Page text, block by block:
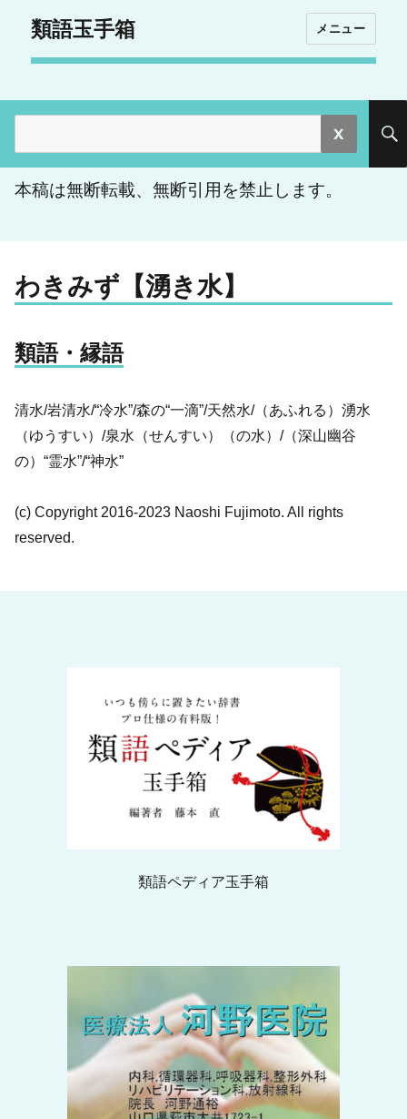
類語玉手箱 メニュー
索:
本稿は無断転載、無断引用を禁止します。
わきみず【湧き水】
類語・縁語
清水/岩清水/“冷水”/森の“一滴”/天然水/（あふれる）湧水
（ゆうすい）/泉水（せんすい）（の水）/（深山幽谷
の）“霊水”/“神水”
(c) Copyright 2016-2023 Naoshi Fujimoto. All rights
reserved.
類語ペディア玉手箱